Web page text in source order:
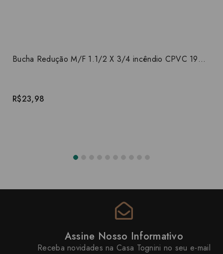
Bucha Redução M/F 1.1/2 X 3/4 incêndio CPVC 19039
R$23,98
Assine Nosso Informativo
Receba novidades na Casa Tognini no seu e-mail